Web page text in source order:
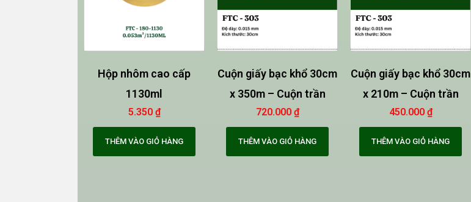
Hộp nhôm cao cấp
1130ml
5.350 ₫
THÊM VÀO GIỎ HÀNG
Cuộn giấy bạc khổ 30cm
x 350m – Cuộn trần
720.000 ₫
THÊM VÀO GIỎ HÀNG
Cuộn giấy bạc khổ 30cm
x 210m – Cuộn trần
450.000 ₫
THÊM VÀO GIỎ HÀNG